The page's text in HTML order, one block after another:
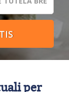
per